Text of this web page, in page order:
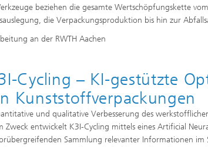
beziehen die gesamte Wertschöpfungskette
die Verpackungsproduktion bis hin zur
an der RWTH Aachen
Cycling – KI-gestützte
Kunststoffverpackungen
und qualitative Verbesserung des
Zweck entwickelt K3I-Cycling mittels eines Artificial
Sammlung relevanter Informationen im